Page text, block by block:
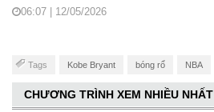
06:07 | 12/05/2026
Tags Kobe Bryant bóng rổ NBA
CHƯƠNG TRÌNH XEM NHIỀU NHẤT